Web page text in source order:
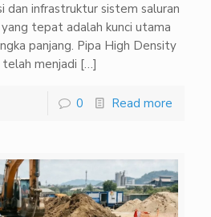
dan infrastruktur sistem saluran
tepat adalah kunci utama
panjang. Pipa High Density
menjadi […]
0 Read more